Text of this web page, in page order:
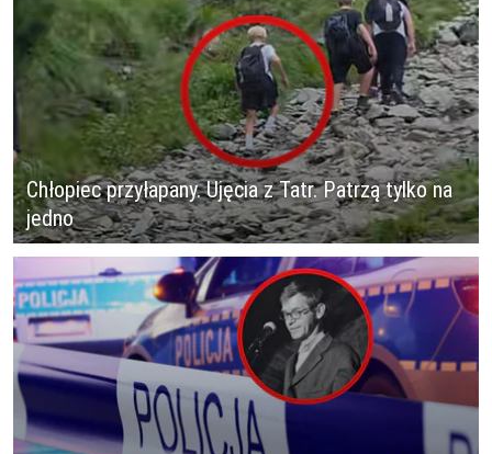
Chłopiec przyłapany. Ujęcia z Tatr. Patrzą tylko na
jedno